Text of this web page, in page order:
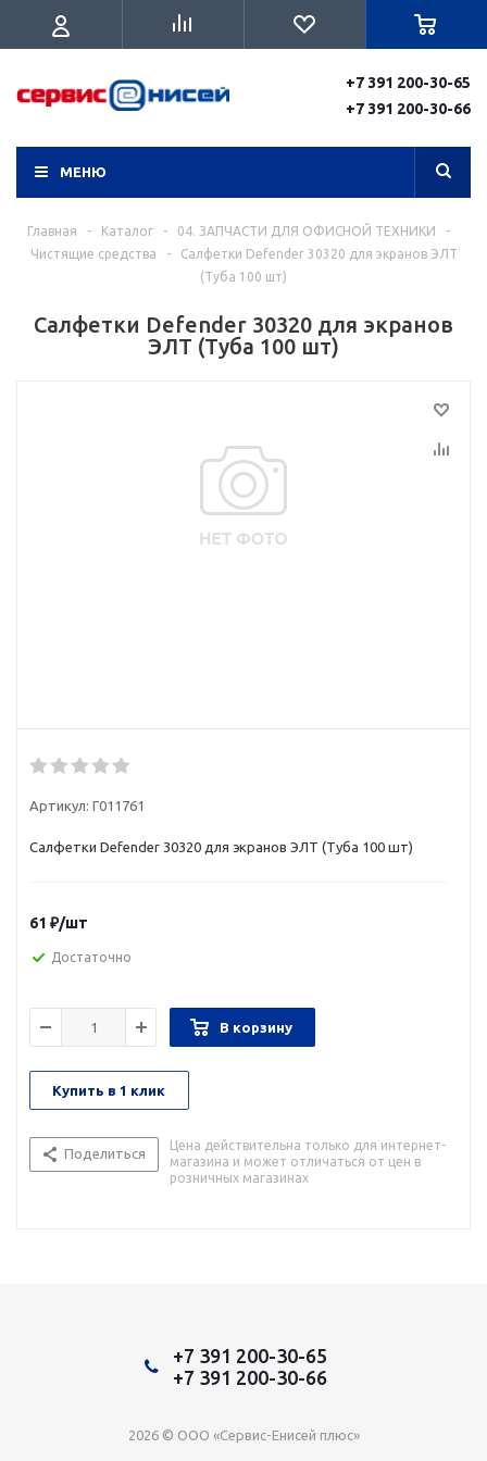
+7 391 200-30-65
+7 391 200-30-66
МЕНЮ
Главная - Каталог - 04. ЗАПЧАСТИ ДЛЯ ОФИСНОЙ ТЕХНИКИ
-
Чистящие средства
-
Салфетки Defender 30320 для экранов ЭЛТ
(Туба 100 шт)
Салфетки Defender 30320 для экранов
ЭЛТ (Туба 100 шт)
Артикул: Г011761
Салфетки Defender 30320 для экранов ЭЛТ (Туба 100 шт)
61 ₽/шт
Достаточно
В корзину
Купить в 1 клик
Поделиться
Цена действительна только для интернет-
магазина и может отличаться от цен в
розничных магазинах
+7 391 200-30-65
+7 391 200-30-66
2026 © ООО «Сервис-Енисей плюс»